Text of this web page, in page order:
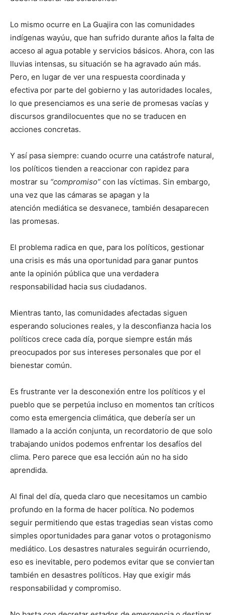
Lo mismo ocurre en La Guajira con las comunidades
indígenas wayúu, que han sufrido durante años la falta de
acceso al agua potable y servicios básicos. Ahora, con las
lluvias intensas, su situación se ha agravado aún más.
Pero, en lugar de ver una respuesta coordinada y
efectiva por parte del gobierno y las autoridades locales,
lo que presenciamos es una serie de promesas vacías y
discursos grandilocuentes que no se traducen en
acciones concretas.
Y así pasa siempre: cuando ocurre una catástrofe natural,
los políticos tienden a reaccionar con rapidez para
mostrar su “compromiso” con las víctimas. Sin embargo,
una vez que las cámaras se apagan y la
atención mediática se desvanece, también desaparecen
las promesas.
El problema radica en que, para los políticos, gestionar
una crisis es más una oportunidad para ganar puntos
ante la opinión pública que una verdadera
responsabilidad hacia sus ciudadanos.
Mientras tanto, las comunidades afectadas siguen
esperando soluciones reales, y la desconfianza hacia los
políticos crece cada día, porque siempre están más
preocupados por sus intereses personales que por el
bienestar común.
Es frustrante ver la desconexión entre los políticos y el
pueblo que se perpetúa incluso en momentos tan críticos
como esta emergencia climática, que debería ser un
llamado a la acción conjunta, un recordatorio de que solo
trabajando unidos podemos enfrentar los desafíos del
clima. Pero parece que esa lección aún no ha sido
aprendida.
Al final del día, queda claro que necesitamos un cambio
profundo en la forma de hacer política. No podemos
seguir permitiendo que estas tragedias sean vistas como
simples oportunidades para ganar votos o protagonismo
mediático. Los desastres naturales seguirán ocurriendo,
eso es inevitable, pero podemos evitar que se conviertan
también en desastres políticos. Hay que exigir más
responsabilidad y compromiso.